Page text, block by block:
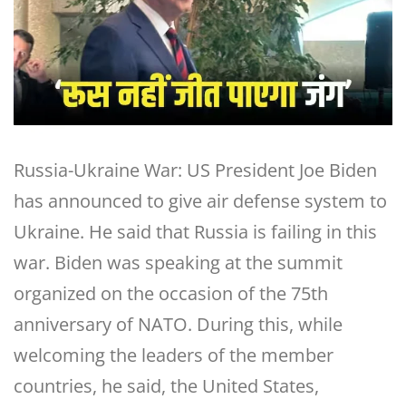
Russia-Ukraine War: US President Joe Biden
has announced to give air defense system to
Ukraine. He said that Russia is failing in this
war. Biden was speaking at the summit
organized on the occasion of the 75th
anniversary of NATO. During this, while
welcoming the leaders of the member
countries, he said, the United States,